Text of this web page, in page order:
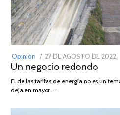
Opinión
POSTED
ON
27 DE AGOSTO DE 2022
Un negocio redondo
El de las tarifas de energía no es un
deja en mayor …